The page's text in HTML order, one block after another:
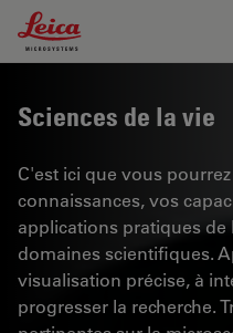
Leica Microsystems Logo
Sciences de la vie
C'est ici que vous
connaissances, vos
applications pratiques
domaines scientifiques.
visualisation précise, à
progresser la recherche.